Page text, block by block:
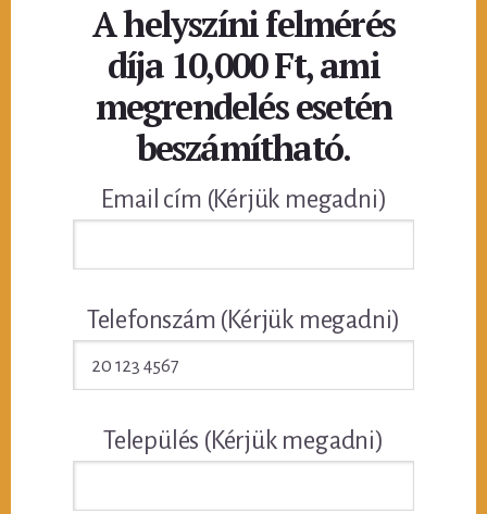
A helyszíni felmérés
díja 10,000 Ft, ami
megrendelés esetén
beszámítható.
Email cím (Kérjük megadni)
Telefonszám (Kérjük megadni)
Település (Kérjük megadni)